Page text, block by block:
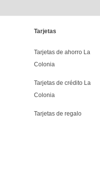
Tarjetas
Tarjetas de ahorro La
Colonia
Tarjetas de crédito La
Colonia
Tarjetas de regalo